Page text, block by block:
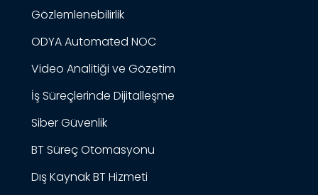
Gözlemlenebilirlik
ODYA Automated NOC
Video Analitiği ve Gözetim
İş Süreçlerinde Dijitalleşme
Siber Güvenlik
BT Süreç Otomasyonu
Dış Kaynak BT Hizmeti